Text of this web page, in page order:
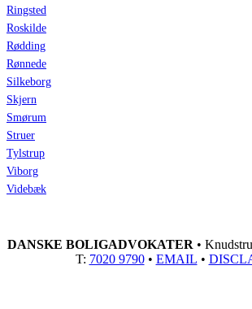
Ringsted
Roskilde
Rødding
Rønnede
Silkeborg
Skjern
Smørum
Struer
Tylstrup
Viborg
Videbæk
DANSKE BOLIGADVOKATER •
T: 7020 9790• EMAIL •